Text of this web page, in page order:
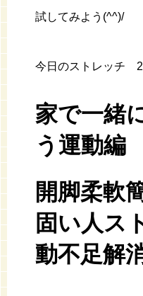
試してみよう(^^)/
今日のストレッチ
家で一緒
う運動編
開脚柔軟
固い人ス
動不足解